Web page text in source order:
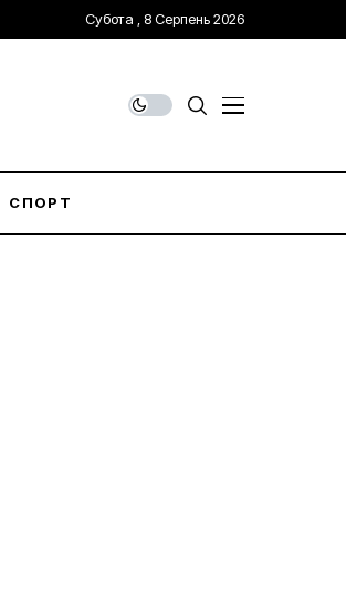
Субота , 8 Серпень 2026
СПОРТ